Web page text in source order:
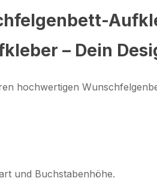
– Dein
hochwertigen
und Buchstabenhöhe.